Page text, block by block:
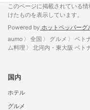
このページに掲載されている
けたものを表示しています。
Powered by ホットペッパーグ
aumo
全国 グルメ ベト
ム料理
北河内・東大阪 ベト
国内
ホテル
グルメ